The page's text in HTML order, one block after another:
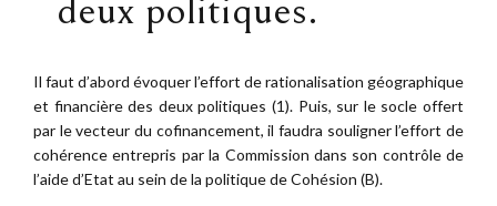
Il faut d’abord évoquer l’effort de rationalisation géographique
et financière des deux politiques (1). Puis, sur le socle offert
par le vecteur du cofinancement, il faudra souligner l’effort de
cohérence entrepris par la Commission dans son contrôle de
l’aide d’Etat au sein de la politique de Cohésion (B).